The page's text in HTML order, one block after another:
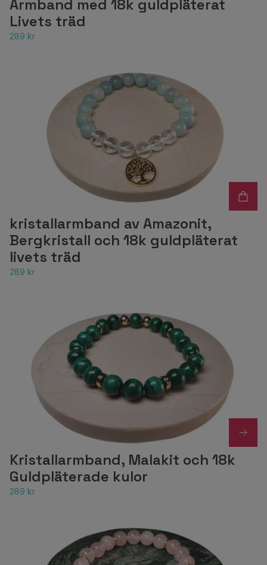
Armband med 18k guldpläterat
Livets träd
289 kr
kristallarmband av Amazonit,
Bergkristall och 18k guldpläterat
livets träd
289 kr
Kristallarmband, Malakit och 18k
Guldpläterade kulor
289 kr